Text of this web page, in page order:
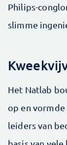
Philips-
slimme
Het Natlab
op en
leiders van